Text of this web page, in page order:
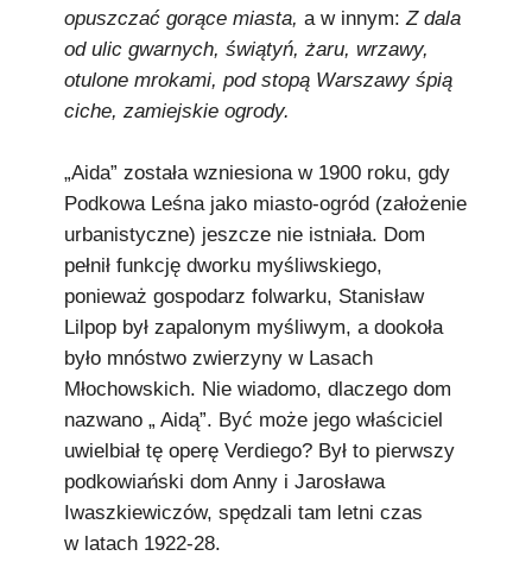
opuszczać gorące miasta, a w innym:Z dala
od ulic gwarnych, świątyń, żaru, wrzawy,
otulone mrokami, pod stopą Warszawy śpią
ciche, zamiejskie ogrody.
„Aida” została wzniesiona w 1900 roku, gdy
Podkowa Leśna jako miasto-ogród (założenie
urbanistyczne) jeszcze nie istniała. Dom
pełnił funkcję dworku myśliwskiego,
ponieważ gospodarz folwarku, Stanisław
Lilpop był zapalonym myśliwym, a dookoła
było mnóstwo zwierzyny w Lasach
Młochowskich. Nie wiadomo, dlaczego dom
nazwano „ Aidą”. Być może jego właściciel
uwielbiał tę operę Verdiego? Był to pierwszy
podkowiański dom Anny i Jarosława
Iwaszkiewiczów, spędzali tam letni czas
w latach 1922-28.